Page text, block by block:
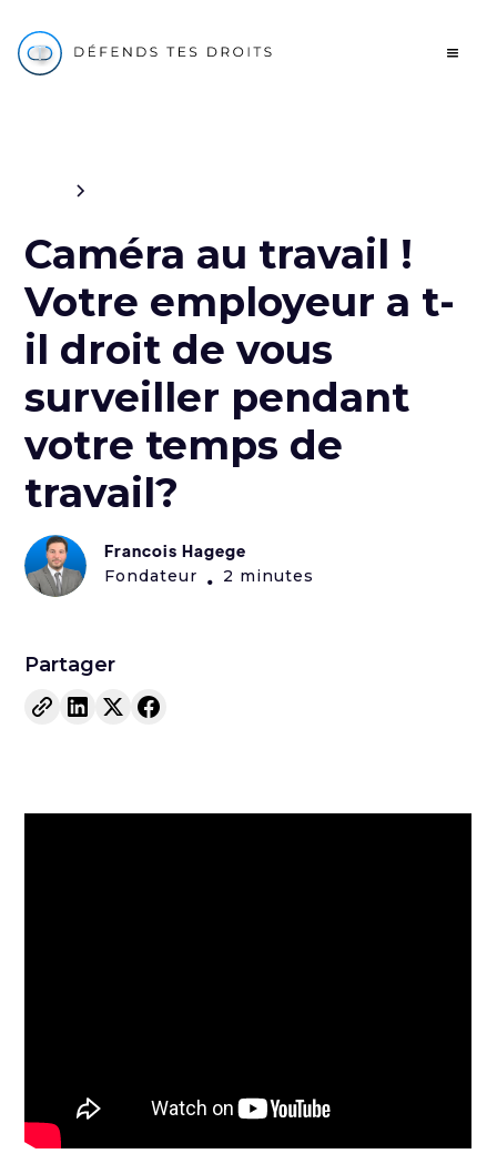
Caméra au travail !
Votre employeur a t-
il droit de vous
surveiller pendant
votre temps de
travail?
Francois Hagege
Fondateur • 2 minutes
Partager